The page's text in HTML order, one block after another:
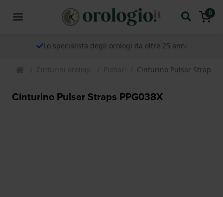
0
Lo specialista degli orologi da oltre 25 anni
Cinturini orologi Pulsar Cinturino Pulsar Straps
Cinturino Pulsar Straps PPG038X